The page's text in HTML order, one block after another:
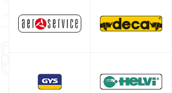
Poste à souder HELVI
Bouteille argon